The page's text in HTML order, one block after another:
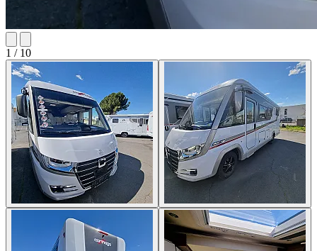
1 / 10